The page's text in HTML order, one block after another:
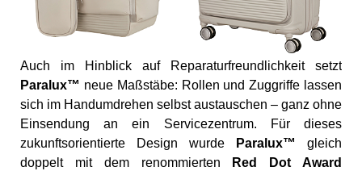
Auch im Hinblick auf Reparaturfreundlichkeit setzt
Paralux™ neue Maßstäbe: Rollen und Zuggriffe lassen
sich im Handumdrehen selbst austauschen – ganz ohne
Einsendung an ein Servicezentrum. Für dieses
zukunftsorientierte Design wurde
Paralux™
gleich
doppelt mit dem renommierten
Red Dot Award